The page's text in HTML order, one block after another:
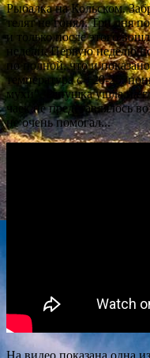
Рыбалка на Кольском.
телят не гонял. Три дня
и только после этого
недели. Первую неделю
по полной, что и
температура с +20-25,
мухи". Ряпушка ушла на
чаек не представлялось
не очень помогал...
На видео показана одна